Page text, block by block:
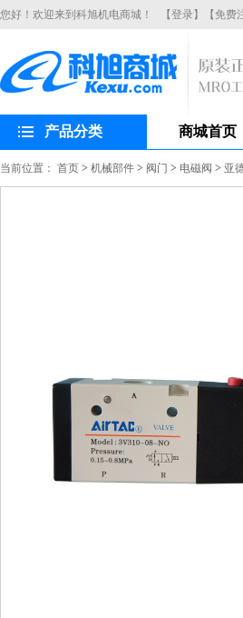
您好！欢迎来到科旭机电商城！ 【登录】 【免费
产品分类 商城首页
当前位置： 首页 > 机械部件 > 阀门 > 电磁阀 > 亚